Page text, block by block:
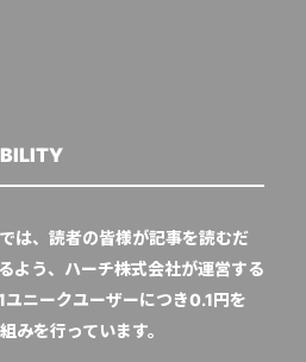
、読者の皆様が記事を読むだ
よう、ハーチ株式会社が運営する
ユニークユーザーにつき0.1円を
みを行っています。